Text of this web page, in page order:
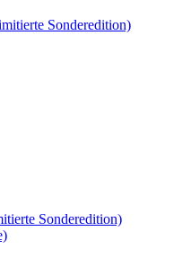
Sonderedition)
Sonderedition)